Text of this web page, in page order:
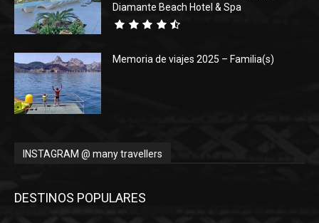
Diamante Beach Hotel & Spa
Memoria de viajes 2025 – Familia(s)
INSTAGRAM @ many travellers
DESTINOS POPULARES